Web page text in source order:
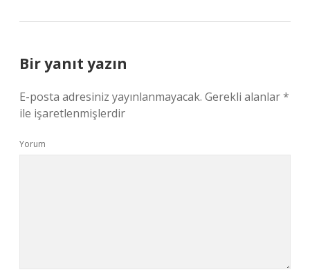
Bir yanıt yazın
E-posta adresiniz yayınlanmayacak. Gerekli alanlar*
ile işaretlenmişlerdir
Yorum